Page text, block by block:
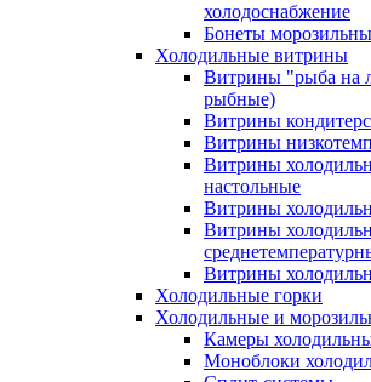
холодоснабжение
Бонеты
Холодильные витрины
Витрины "рыба на
рыбные)
Витрины
Витрины
Витрины
настольные
Витрины
Витрины
Витрины
Холодильные горки
Холодильные и
Камеры
Моноблоки